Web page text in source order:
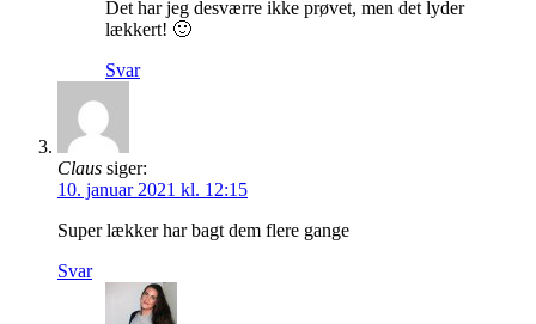
Det har jeg desværre ikke prøvet, men det lyder
lækkert! 🙂
Svar
Claus siger:
10. januar 2021 kl. 12:15
Super lækker har bagt dem flere gange
Svar